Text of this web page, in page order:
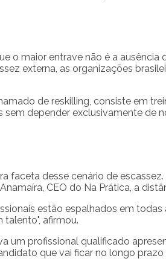
o maior entrave não é a
externa, as organizações
de reskilling, consiste em
sem depender exclusivamente de
faceta desse cenário de
CEO do Na Prática, a
estão espalhados em
talento", afirmou.
um profissional qualificado
que vai ficar no longo